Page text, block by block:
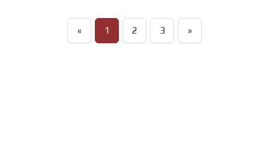
« 1 2 3 »